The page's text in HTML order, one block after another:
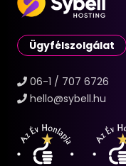
Ügyfélszolgálat
06-1 / 707 6726
hello@sybell.hu